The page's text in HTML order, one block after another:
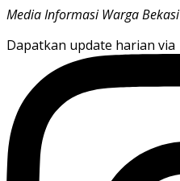
Media Informasi Warga Bekasi
Dapatkan update harian via